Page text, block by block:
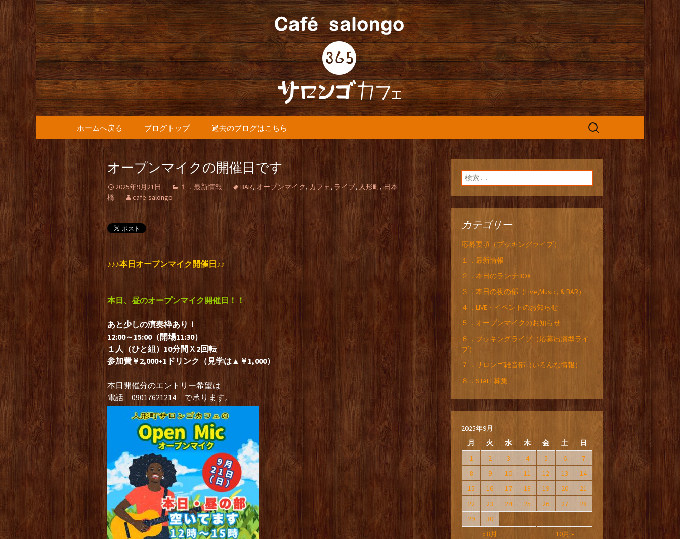
人形町の『365(サロンゴ)カフェ』よりお
知らせ
人形町の音楽カフェ『365カフェ』より最新情報をお届けします。
コンテンツへ移動
ホームへ戻る ブログトップ 過去のブログはこちら
検
オープンマイクの開催日です
2025年9月21日 １．最新情報 BAR, オープンマイク, カフェ, ライブ, 人形町,日本
橋
cafe-salongo
♪♪♪本日オープンマイク開催日♪♪
本日、昼のオープンマイク開催日！！
あと少しの演奏枠あり！
12:00～15:00（開場11:30）
１人（ひと組）10分間Ｘ2回転
参加費￥2,000+1ドリンク（見学は▲￥1,000）
本日開催分のエントリー希望は
電話 09017621214 で承ります。
検索:
カテゴリー
応募要項（ブッキングライブ）
１．最新情報
２．本日のランチBOX
３．本日の夜の部（Live,Music, & BAR）
４．LIVE・イベントのお知らせ
５．オープンマイクのお知らせ
６．ブッキングライブ（応募出演型ライ
ブ）
７．サロンゴ雑音部（いろんな情報）
８．STAFF募集
2025年9月
月
火 水 木 金 土 日
« 8月 10月 »
1 2 3 4 5 6
7
8
9 10 11 12 13
14
15
16 17 18 19 20
21
22
23 24 25 26 27
28
29
30